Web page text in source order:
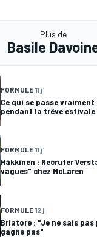
Plus de
Basile
FORMULE 11 j
Ce qui se passe vraiment
pendant la trêve estivale
FORMULE 11 j
Häkkinen : Recruter
vagues" chez McLaren
FORMULE 12 j
Briatore : "Je ne sais
gagne pas"